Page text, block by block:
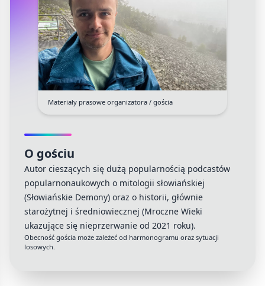
Materiały prasowe organizatora / gościa
O gościu
Autor cieszących się dużą popularnością podcastów
popularnonaukowych o mitologii słowiańskiej
(Słowiańskie Demony) oraz o historii, głównie
starożytnej i średniowiecznej (Mroczne Wieki
ukazujące się nieprzerwanie od 2021 roku).
Obecność gościa może zależeć od harmonogramu oraz sytuacji
losowych.